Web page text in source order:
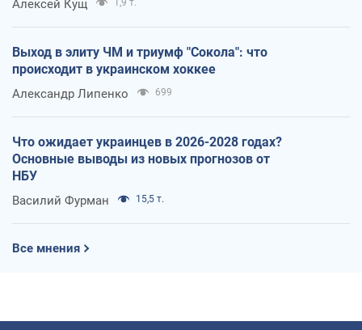
Алексей Кущ 1,9 т.
Выход в элиту ЧМ и триумф "Сокола": что
происходит в украинском хоккее
Александр Липенко 699
Что ожидает украинцев в 2026-2028 годах?
Основные выводы из новых прогнозов от
НБУ
Василий Фурман 15,5 т.
Все мнения